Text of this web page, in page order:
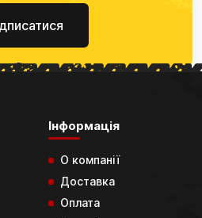
Інформація
О компанії
Доставка
Оплата